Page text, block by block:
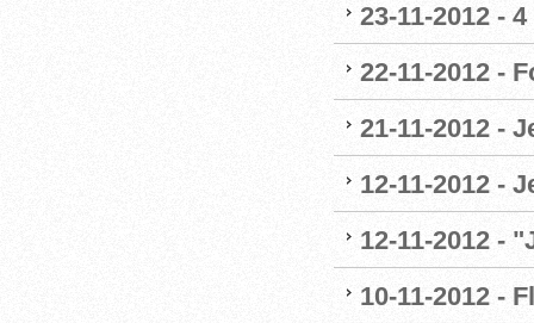
23-11-2012 -
22-11-2012 -
21-11-2012 -
12-11-2012 -
12-11-2012 -
10-11-2012 -